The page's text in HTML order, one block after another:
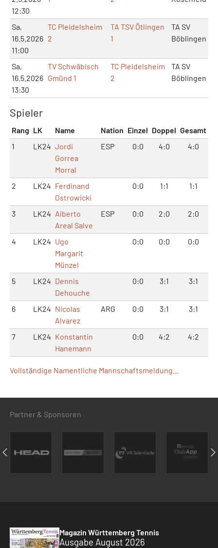
12:30
Sa,
16.5.2026
11:00
TC Pleidelsheim
2
TA TSV Ötlingen
1
TA SV
Böblingen
Sa,
16.5.2026
13:30
TV Schwäbisch
Gmünd 1
TC Pleidelsheim
2
TA SV
Böblingen
Spieler
Rang LK Name Nation Einzel Doppel Gesamt
1
LK24 Jordi
Gorrea
Morral
ESP 0:0 4:0 4:0
2 LK24 Ferdinand
Ostrowicki
0:0 1:1 1:1
3 LK24 Alberto
Areal Salve
ESP 0:0 2:0 2:0
4 LK24 Ugo
Margarit
Münzel
0:0 0:0 0:0
5 LK24 Dennis
Dehouche
0:0 3:1 3:1
6 LK24 Nicolas
Alvarez
ARG 0:0 3:1 3:1
7 LK24 Konstantin
Hanemann
0:0 4:2 4:2
Vollständige Namentliche Mannschaftsmeldung...
Partner & Sponsoren
Magazin Württemberg Tennis
Ausgabe August 2026